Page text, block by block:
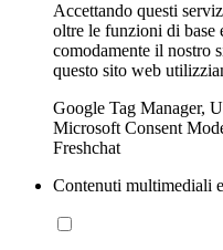
Accettando questi
oltre le funzioni di base
comodamente il nostro
questo sito web
Google Tag Manager,
Microsoft Consent
Freshchat
Contenuti multimediali